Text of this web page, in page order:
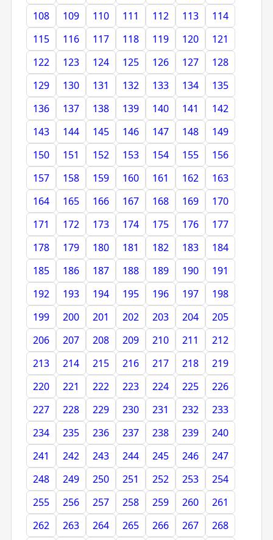
108
109 110 111 112 113
114
115
116 117 118 119 120
121
122
123 124 125 126 127
128
129
130 131 132 133 134
135
136
137 138 139 140 141
142
143
144 145 146 147 148
149
150
151 152 153 154 155
156
157
158 159 160 161 162
163
164
165 166 167 168 169
170
171
172 173 174 175 176
177
178
179 180 181 182 183
184
185
186 187 188 189 190
191
192
193 194 195 196 197
198
199
200 201 202 203 204
205
206
207 208 209 210 211
212
213
214 215 216 217 218
219
220
221 222 223 224 225
226
227
228 229 230 231 232
233
234
235 236 237 238 239
240
241
242 243 244 245 246
247
248
249 250 251 252 253
254
255
256 257 258 259 260
261
262
263 264 265 266 267 268